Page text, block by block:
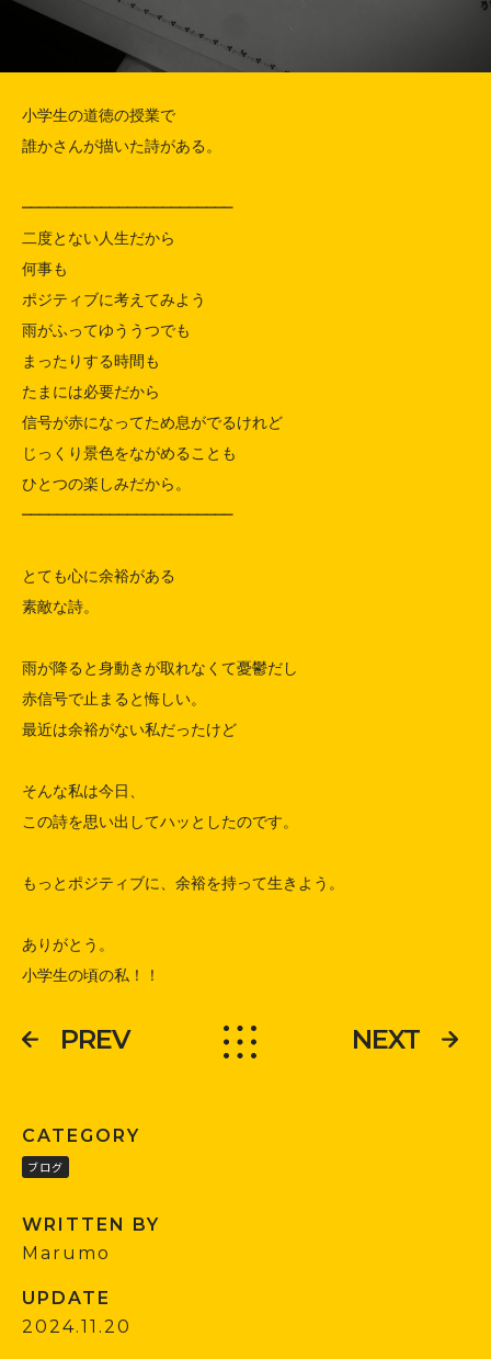
小学生の道徳の授業で
誰かさんが描いた詩がある。
────────────────────────
二度とない人生だから
何事も
ポジティブに考えてみよう
雨がふってゆううつでも
まったりする時間も
たまには必要だから
信号が赤になってため息がでるけれど
じっくり景色をながめることも
ひとつの楽しみだから。
────────────────────────
とても心に余裕がある
素敵な詩。
雨が降ると身動きが取れなくて憂鬱だし
赤信号で止まると悔しい。
最近は余裕がない私だったけど
そんな私は今日、
この詩を思い出してハッとしたのです。
もっとポジティブに、余裕を持って生きよう。
ありがとう。
小学生の頃の私！！
PREV NEXT
CATEGORY
ブログ
WRITTEN BY
Marumo
UPDATE
2024.11.20